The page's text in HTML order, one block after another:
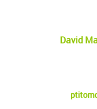
David